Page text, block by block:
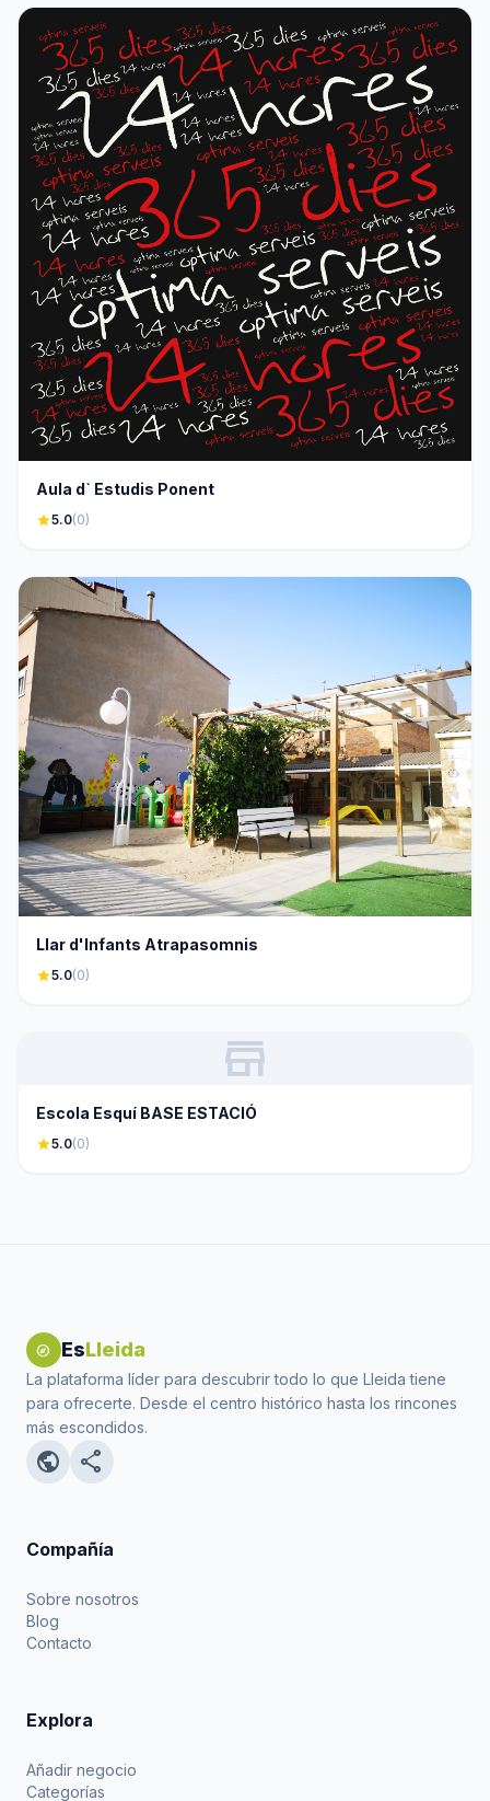
Aula d` Estudis Ponent
star5.0(0)
Llar d'Infants Atrapasomnis
star5.0(0)
store
Escola Esquí BASE ESTACIÓ
star5.0(0)
explore EsLleida
La plataforma líder para descubrir todo lo que Lleida tiene
para ofrecerte. Desde el centro histórico hasta los rincones
más escondidos.
public share
Compañía
Sobre nosotros
Blog
Contacto
Explora
Añadir negocio
Categorías